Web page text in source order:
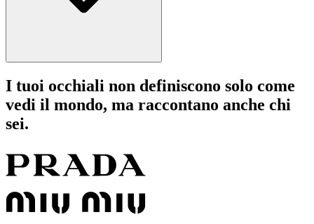
I tuoi occhiali non definiscono solo come
vedi il mondo, ma raccontano anche chi
sei.